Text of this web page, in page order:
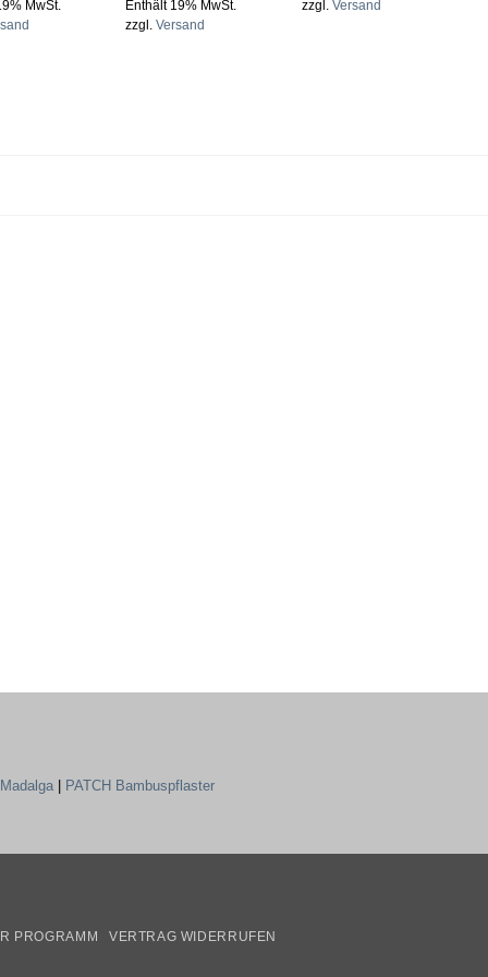
MwSt.
Enthält 19% MwSt.
zzgl.Versand
zzgl. Versand
Madalga PATCH Bambuspflaster
PROGRAMM VERTRAG WIDERRUFEN